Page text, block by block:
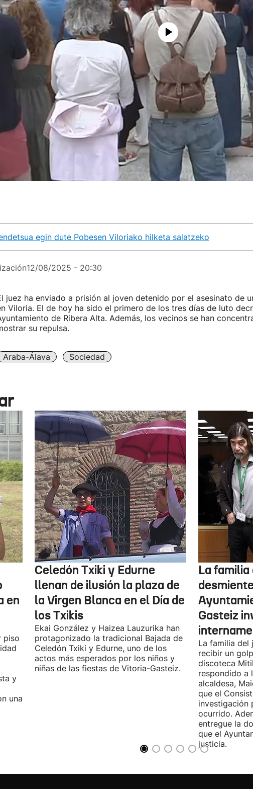
egin dute Pobesen Viloriako hilketa salatzeko
12/08/2025 - 20:30
juez ha enviado a prisión al joven detenido por el asesinato de
Viloria. El de hoy ha sido el primero de los tres días de luto
de Ribera Alta. Además, los vecinos se han
su repulsa.
Araba-Álava Sociedad
en
piso
y
una
Celedón Txiki y Edurne
llenan de ilusión la plaza de
la Virgen Blanca en el Día de
los Txikis
Ekai González y Haizea Lauzurika han
protagonizado la tradicional Bajada de
Celedón Txiki y Edurne, uno de los
actos más esperados por los niños y
niñas de las fiestas de Vitoria-Gasteiz.
La
Gasteiz
La familia del
recibir un
discoteca
respondido a
alcaldesa,
que el
investigación
ocurrido.
entregue la
que el
justicia.